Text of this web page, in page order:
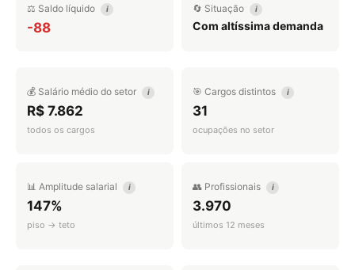
⚖️ Saldo líquido i
-88
🔄 Situação i
Com altíssima demanda
💰 Salário médio do setor i
R$ 7.862
todos os cargos
🎯 Cargos distintos i
31
ocupações no setor
📊 Amplitude salarial i
147%
piso → teto
👥 Profissionais i
3.970
últimos 12 meses